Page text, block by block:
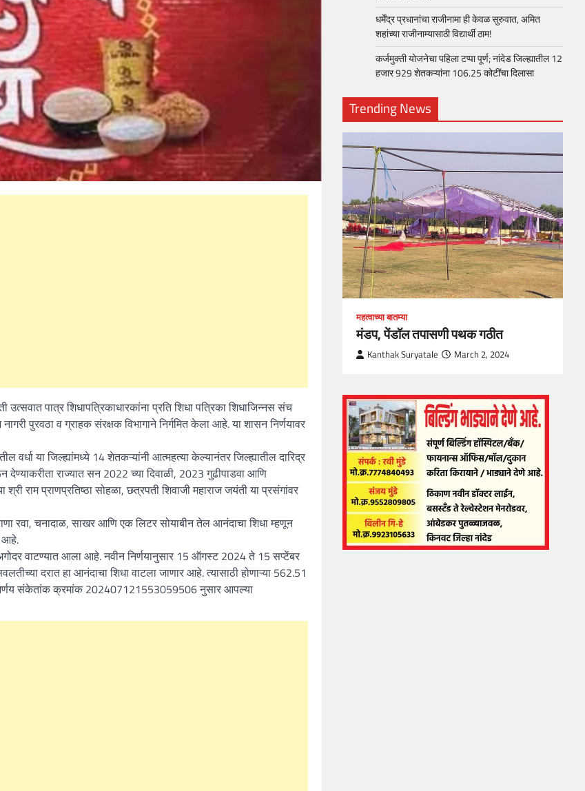
उत्सवात पात्र शिधापत्रिकाधारकांना प्रति शिधा पत्रिका शिधाजिन्नस संच
पुरवठा व ग्राहक संरक्षक विभागाने निर्गमित केला आहे. या शासन निर्णयावर
वर्धा या जिल्ह्यांमध्ये 14 शेतकऱ्यांनी आत्महत्या केल्यानंतर जिल्ह्यातील दारिद्र
राज्यात सन 2022 च्या दिवाळी, 2023 गुढीपाडवा आणि
राम प्राणप्रतिष्ठा सोहळा, छत्रपती शिवाजी महाराज जयंती या प्रसंगांवर
रवा, चनादाळ, साखर आणि एक लिटर सोयाबीन तेल आनंदाचा शिधा म्हणून
आहे.
वाटण्यात आला आहे. नवीन निर्णयानुसार 15 ऑगस्ट 2024 ते 15 सप्टेंबर
दरात हा आनंदाचा शिधा वाटला जाणार आहे. त्यासाठी होणाऱ्या 562.51
संकेतांक क्रमांक 202407121553059506 नुसार आपल्या
धर्मेंद्र प्रधानांचा राजीनामा ही केवळ सुरुवात, अमित
शहांच्या राजीनाम्यासाठी विद्यार्थी ठाम!
कर्जमुक्ती योजनेचा पहिला टप्पा पूर्ण; नांदेड जिल्ह्यातील 12
हजार 929 शेतकऱ्यांना 106.25 कोटींचा दिलासा
Trending News
महत्वाच्या बातम्या
What Is a Front-End Developer?
How to Become One, Salary, Skills
महत्वाच्या बातम्या
मंडप, पेंडॉल तपासणी पथक गठीत
Kanthak Suryatale March 2, 2024